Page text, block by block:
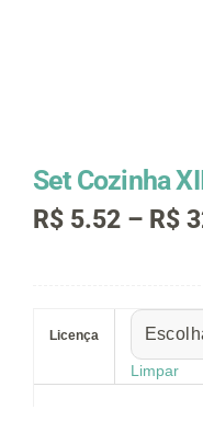
Set Cozinha
R$ 5.52 – R$
Licença
Limpar
XII